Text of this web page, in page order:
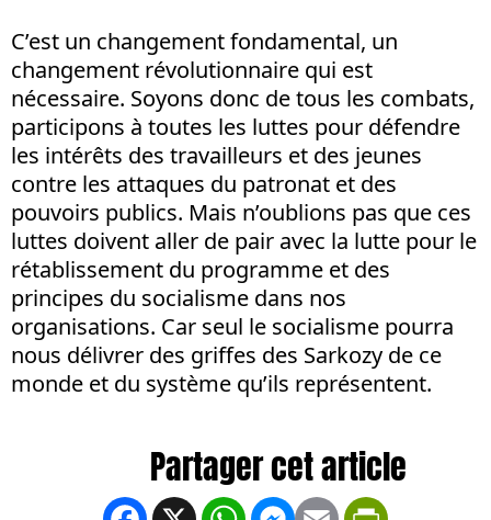
C’est un changement fondamental, un
changement révolutionnaire qui est
nécessaire. Soyons donc de tous les combats,
participons à toutes les luttes pour défendre
les intérêts des travailleurs et des jeunes
contre les attaques du patronat et des
pouvoirs publics. Mais n’oublions pas que ces
luttes doivent aller de pair avec la lutte pour le
rétablissement du programme et des
principes du socialisme dans nos
organisations. Car seul le socialisme pourra
nous délivrer des griffes des Sarkozy de ce
monde et du système qu’ils représentent.